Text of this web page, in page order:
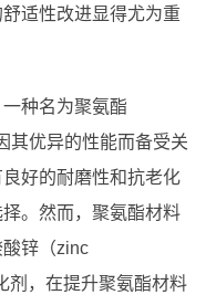
适性改进显得尤为重
种名为聚氨酯
其优异的性能而备受关
好的耐磨性和抗老化
。然而，聚氨酯材料
锌（zinc
剂，在提升聚氨酯材料